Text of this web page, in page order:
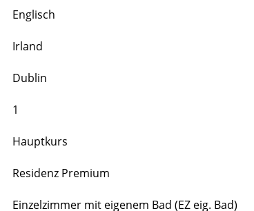
Englisch
Irland
Dublin
1
Hauptkurs
Residenz Premium
Einzelzimmer mit eigenem Bad (EZ eig. Bad)